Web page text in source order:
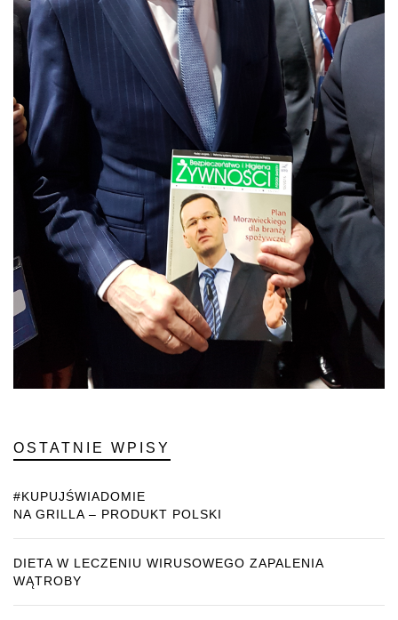
OSTATNIE WPISY
#KUPUJŚWIADOMIE
NA GRILLA – PRODUKT POLSKI
DIETA W LECZENIU WIRUSOWEGO ZAPALENIA
WĄTROBY